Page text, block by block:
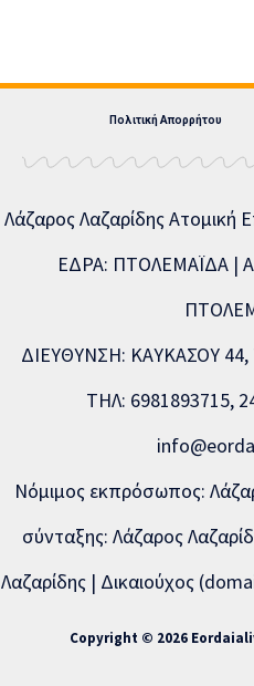
Πολιτική Απορρήτου
Λάζαρος Λαζαρίδης Ατομική
ΕΔΡΑ: ΠΤΟΛΕΜΑΪΔΑ |
ΔΙΕΥΘΥΝΣΗ: ΚΑΥΚΑΣΟΥ
ΤΗΛ: 6981893715,
Νόμιμος εκπρόσωπος:
σύνταξης: Λάζαρος
Λαζαρίδης | Δικαιούχος
Copyright © 2026